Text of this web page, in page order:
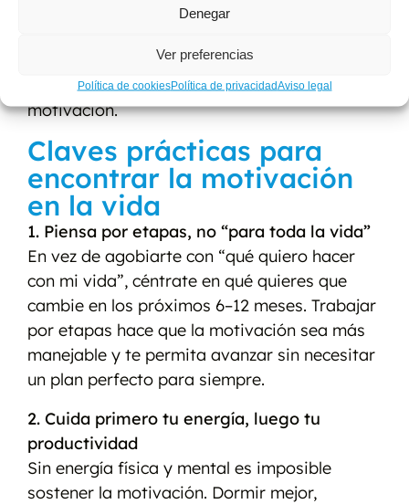
Denegar
Ver preferencias
Política de cookiesPolítica de privacidadAviso legal
contadas “a posteriori”… Si tu vara de medir
llegando tarde a todo. Esa comparación
constante drena energía y apaga la
motivación.
Claves prácticas para
encontrar la motivación
en la vida
1. Piensa por etapas, no “para toda la vida”
En vez de agobiarte con “qué quiero hacer
con mi vida”, céntrate en qué quieres que
cambie en los próximos 6–12 meses. Trabajar
por etapas hace que la motivación sea más
manejable y te permita avanzar sin necesitar
un plan perfecto para siempre.
2. Cuida primero tu energía, luego tu
productividad
Sin energía física y mental es imposible
sostener la motivación. Dormir mejor,